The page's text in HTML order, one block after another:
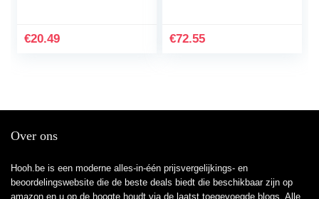
zwemmen, leren,
€20.49 €72.55
Over ons
Hooh.be is een moderne alles-in-één prijsvergelijkings- en
beoordelingswebsite die de beste deals biedt die beschikbaar zijn op
amazon en u op de hoogte houdt via de laatst toegevoegde blogs. Alle